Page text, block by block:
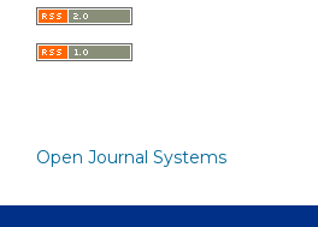
Open Journal Systems